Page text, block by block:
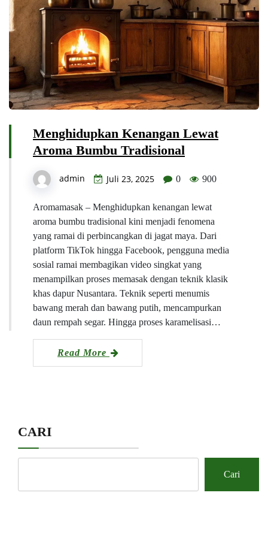
Menghidupkan Kenangan Lewat
Aroma Bumbu Tradisional
admin Juli 23, 2025 0 900
Aromamasak – Menghidupkan kenangan lewat
aroma bumbu tradisional kini menjadi fenomena
yang ramai di perbincangkan di jagat maya. Dari
platform TikTok hingga Facebook, pengguna media
sosial ramai membagikan video singkat yang
menampilkan proses memasak dengan teknik klasik
khas dapur Nusantara. Teknik seperti menumis
bawang merah dan bawang putih, mencampurkan
daun rempah segar. Hingga proses karamelisasi…
Read More
CARI
Cari